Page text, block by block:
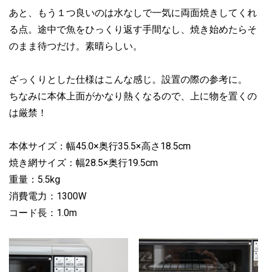
あと、もう１つ良いのは水なしで一気に両面焼きしてくれ
る点。途中で魚をひっくり返す手間なし、焼き始めたらそ
のまま待つだけ。素晴らしい。
ざっくりとした仕様はこんな感じ。設置の際の参考に。
ちなみに本体上面がかなり熱くなるので、上に物を置くの
は厳禁！
本体サイズ：幅45.0×奥行35.5×高さ18.5cm
焼き網サイズ：幅28.5×奥行19.5cm
重量：5.5kg
消費電力：1300W
コード長：1.0m